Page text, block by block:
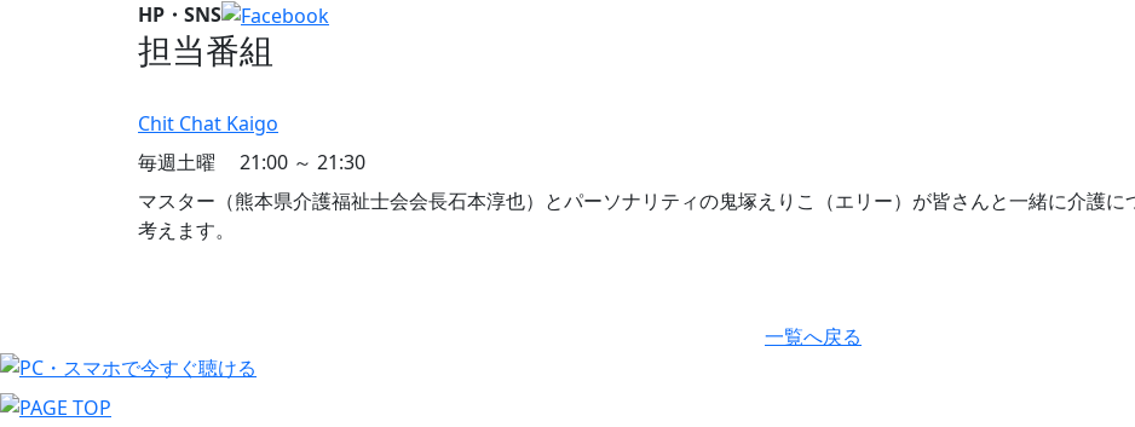
HP・SNS
担当番組
Chit Chat Kaigo
毎週土曜 21:00 ～ 21:30
マスター（熊本県介護福祉士会会長石本淳也）とパーソナリティの鬼塚えりこ（エリー）が皆さんと一緒に介護
考えます。
一覧へ戻る